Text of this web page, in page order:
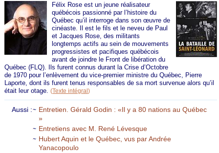
Félix Rose est un jeune réalisateur
québécois passionné par l’histoire du
Québec qu’il interroge dans son œuvre de
cinéaste. Il est le fils et le neveu de Paul
et Jacques Rose, des militants
longtemps actifs au sein de mouvements
progressistes et pacifiques québécois
avant de joindre le Front de libération du
Québec (FLQ). Ils furent connus durant la Crise d’Octobre
de 1970 pour l’enlèvement du vice-premier ministre du Québec, Pierre
Laporte, dont ils furent tenus responsables de sa mort survenue alors qu’il
était leur otage.(Texte intégral)
Aussi :
Entretien. Gérald Godin : «Il y a 80 nations au Québec
»
Entretiens avec M. René Lévesque
Hubert Aquin et le Québec, vus par Andrée
Yanacopoulo